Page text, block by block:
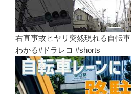
右直事故ヒヤリ突然現れる自転車
わかる#ドラレコ #shorts